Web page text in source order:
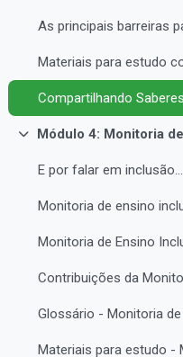
Contrair
E por falar em inclusão...